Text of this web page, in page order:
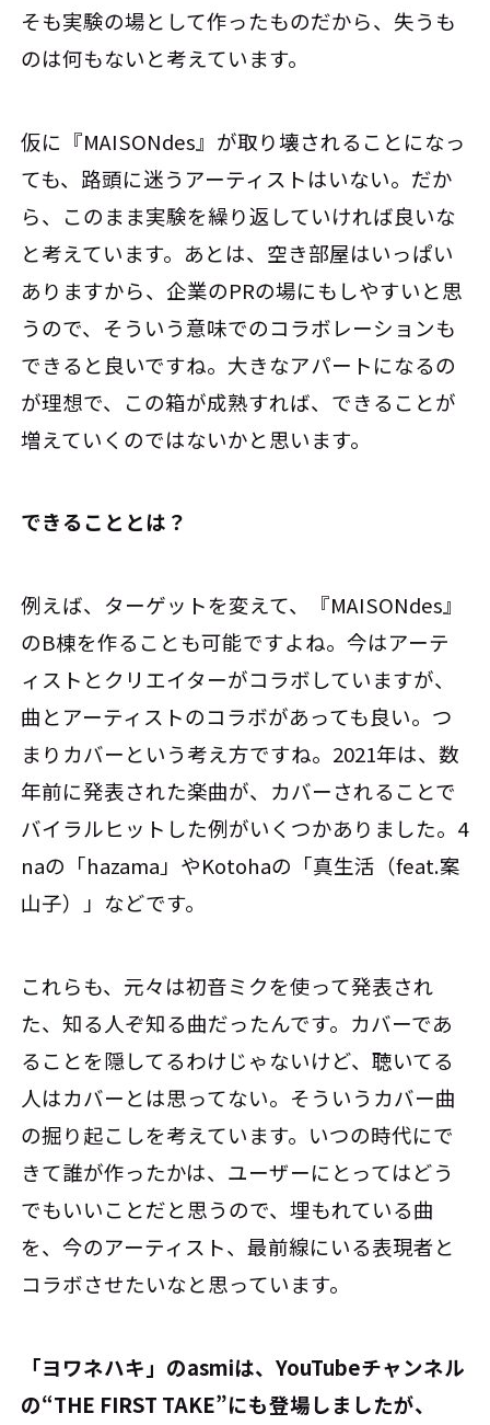
そも実験の場として作ったものだから、失うも
のは何もないと考えています。
仮に『MAISONdes』が取り壊されることになっ
ても、路頭に迷うアーティストはいない。だか
ら、このまま実験を繰り返していければ良いな
と考えています。あとは、空き部屋はいっぱい
ありますから、企業のPRの場にもしやすいと思
うので、そういう意味でのコラボレーションも
できると良いですね。大きなアパートになるの
が理想で、この箱が成熟すれば、できることが
増えていくのではないかと思います。
――できることとは？
例えば、ターゲットを変えて、『MAISONdes』
のB棟を作ることも可能ですよね。今はアーテ
ィストとクリエイターがコラボしていますが、
曲とアーティストのコラボがあっても良い。つ
まりカバーという考え方ですね。2021年は、数
年前に発表された楽曲が、カバーされることで
バイラルヒットした例がいくつかありました。4
naの「hazama」やKotohaの「真生活（feat.案
山子）」などです。
これらも、元々は初音ミクを使って発表され
た、知る人ぞ知る曲だったんです。カバーであ
ることを隠してるわけじゃないけど、聴いてる
人はカバーとは思ってない。そういうカバー曲
の掘り起こしを考えています。いつの時代にで
きて誰が作ったかは、ユーザーにとってはどう
でもいいことだと思うので、埋もれている曲
を、今のアーティスト、最前線にいる表現者と
コラボさせたいなと思っています。
――「ヨワネハキ」のasmiは、YouTubeチャンネル
の“THE FIRST TAKE”にも登場しましたが、